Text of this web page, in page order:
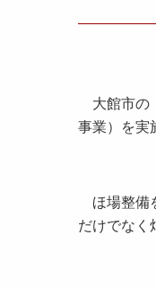
大館市の
事業）を実
ほ場整備
だけでなく